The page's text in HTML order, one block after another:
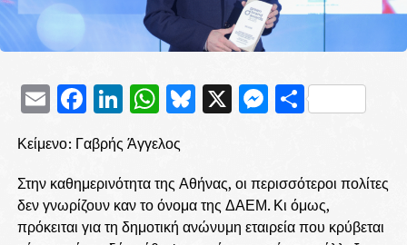
EmailFacebook
LinkedIn
WhatsApp
Bluesky
X
Κείμενο: Γαβρής Άγγελος
Στην καθημερινότητα της Αθήνας, οι περισσότεροι πολίτες
δεν γνωρίζουν καν το όνομα της ΔΑΕΜ. Κι όμως,
πρόκειται για τη δημοτική ανώνυμη εταιρεία που κρύβεται